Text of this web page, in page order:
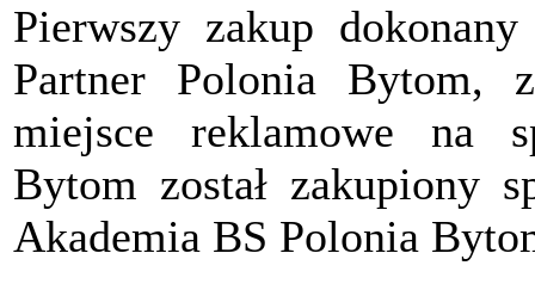
Pierwszy zakup
Partner Polonia Bytom,
miejsce reklamowe na
Bytom został zakupiony
Akademia BS Polonia